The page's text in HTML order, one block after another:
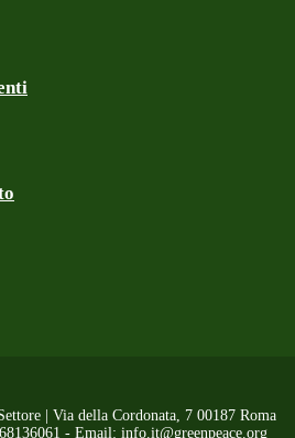
| Via della Cordonata, 7 00187 Roma
- Email: info.it@greenpeace.org